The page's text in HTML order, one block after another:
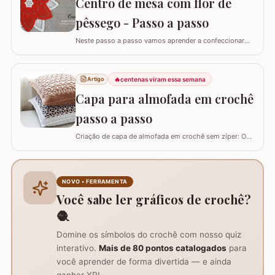
em…
pêssego - Passo a passo
Neste passo a passo vamos aprender a confeccionar
utilizar esta flor sem relevo para que não atrapalhe se
precisar colocar algo em cima. Para este trabalho
utilizei os fios Duna da Círculo S.A. Você pode utilizar os
fios Barroco maxcolor, Barroco…
Artigo 🔥centenas viram essa semana
Capa para almofada em crochê
passo a passo
Criação de capa de almofada em crochê sem zíper: O
prática para lavar e versátil, usando crochê com fio de
Materiais necessários para o projeto: São
imprescindíveis fio de algodão nº6, agulha de…
NOVO • FERRAMENTA
Você sabe ler gráficos de crochê?
🧶
Domine os símbolos do crochê com nosso quiz
interativo. Mais de 80 pontos catalogados para
você aprender de forma divertida — e ainda